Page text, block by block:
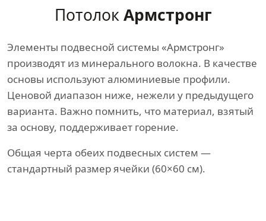
ПотолокАрмстронг
Элементы подвесной системы «Армстронг»
производят из минерального волокна. В качестве
основы используют алюминиевые профили.
Ценовой диапазон ниже, нежели у предыдущего
варианта. Важно помнить, что материал, взятый
за основу, поддерживает горение.
Общая черта обеих подвесных систем —
стандартный размер ячейки (60×60 см).